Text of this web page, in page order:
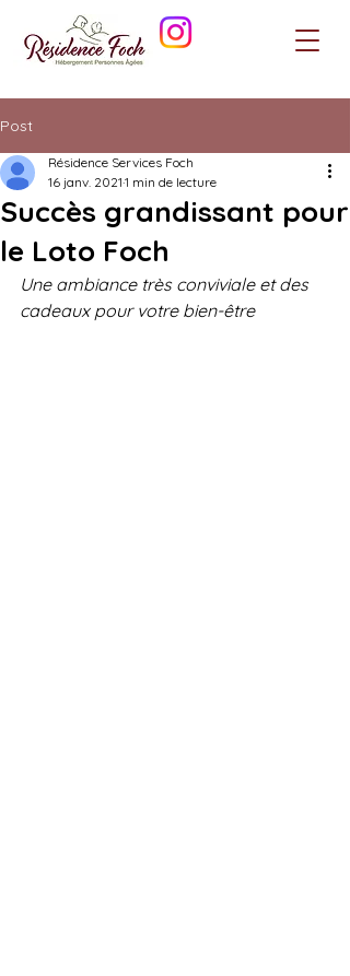
Post
Succès grandissant pour
le Loto Foch
Résidence Services Foch
16 janv. 2021 1 min de lecture
Une ambiance très conviviale et des
cadeaux pour votre bien-être